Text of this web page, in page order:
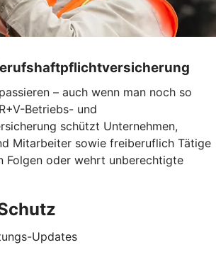
– auch wenn man noch so
Betriebs- und
schützt Unternehmen,
Mitarbeiter sowie freiberuflich Tätige
Folgen oder wehrt unberechtigte
Updates